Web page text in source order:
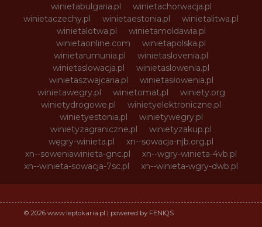
winietabulgaria.pl
winietachorwacja.pl
winietaczechy.pl
winietaestonia.pl
winietalitwa.pl
winietalotwa.pl
winietamoldawia.pl
winietaonline.com
winietapolska.pl
winietarumunia.pl
winietaslovenia.pl
winietaslowacja.pl
winietaslowenia.pl
winietaszwajcaria.pl
winietasłowenia.pl
winietawegry.pl
winietomat.pl
winiety.org
winietydrogowe.pl
winietyelektroniczne.pl
winietyestonia.pl
winietywegry.pl
winietyzagraniczne.pl
winietyzakup.pl
węgry-winieta.pl
xn--sowacja-njb.org.pl
xn--soweniawinieta-gnc.pl
xn--wgry-winieta-4vb.pl
xn--winieta-sowacja-7sc.pl
xn--winieta-wgry-dwb.pl
© 2026 www.leptokaria.pl | powered by FENIQS